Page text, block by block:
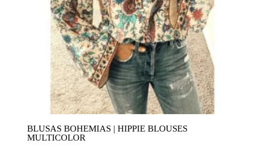
BLUSAS BOHEMIAS | HIPPIE BLOUSES
MULTICOLOR